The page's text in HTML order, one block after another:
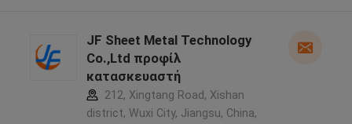
JF Sheet Metal Technology
Co.,Ltd προφίλ
κατασκευαστή
212, Xingtang Road, Xishan
district, Wuxi City, Jiangsu, China,